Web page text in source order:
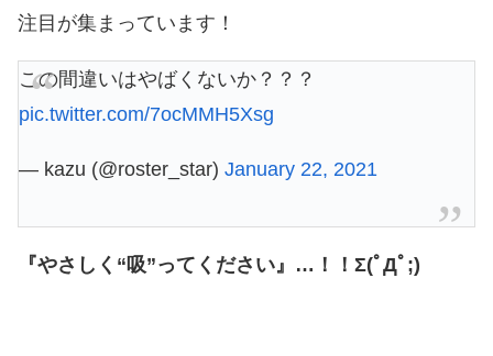
注目が集まっています！
この間違いはやばくないか？？？
pic.twitter.com/7ocMMH5Xsg
— kazu (@roster_star) January 22, 2021
『やさしく“吸”ってください』…！！Σ(ﾟДﾟ;)